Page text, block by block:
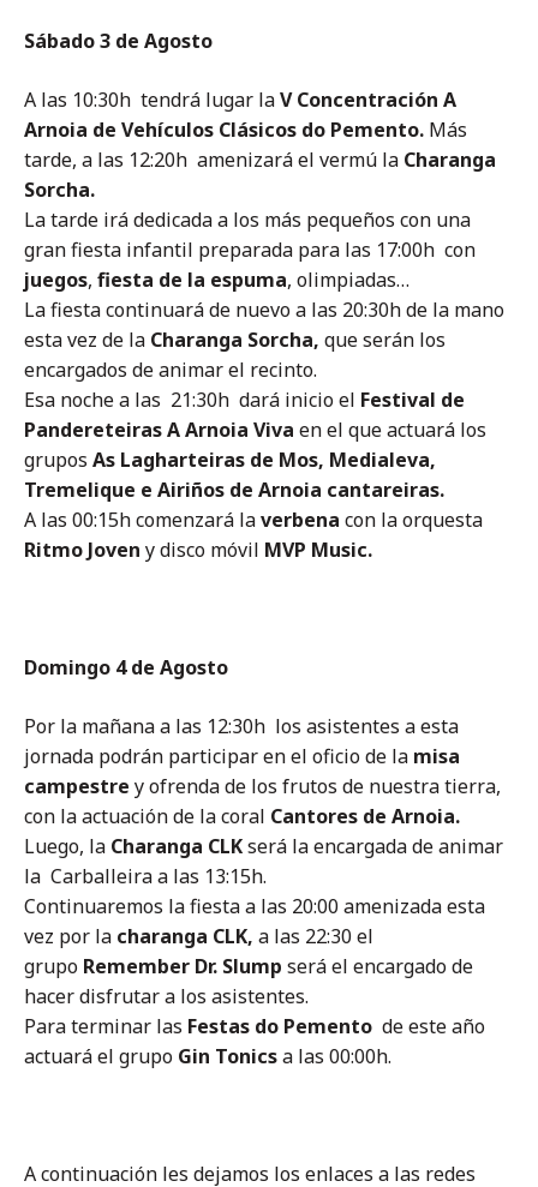
Sábado 3 de Agosto
A las 10:30h tendrá lugar laV Concentración A
Arnoia de Vehículos Clásicos do Pemento. Más
tarde, a las 12:20h amenizará el vermú la Charanga
Sorcha.
La tarde irá dedicada a los más pequeños con una
gran fiesta infantil preparada para las 17:00h con
juegos, fiesta de la espuma, olimpiadas…
La fiesta continuará de nuevo a las 20:30h de la mano
esta vez de la Charanga Sorcha, que serán los
encargados de animar el recinto.
Esa noche a las 21:30h dará inicio el Festival de
Pandereteiras A Arnoia Viva en el que actuará los
grupos As Lagharteiras de Mos, Medialeva,
Tremelique e Airiños de Arnoia cantareiras.
A las 00:15h comenzará laverbena con la orquesta
Ritmo Joven y disco móvil MVP Music.
Domingo 4 de Agosto
Por la mañana a las 12:30h los asistentes a esta
jornada podrán participar en el oficio de la misa
campestre y ofrenda de los frutos de nuestra tierra,
con la actuación de la coral Cantores de Arnoia.
Luego, la Charanga CLKserá la encargada de animar
la Carballeira a las 13:15h.
Continuaremos la fiesta a las 20:00 amenizada esta
vez por la charanga CLK, a las 22:30 el
grupo Remember Dr. Slump será el encargado de
hacer disfrutar a los asistentes.
Para terminar las Festas do Pemento de este año
actuará el grupo Gin Tonicsa las 00:00h.
A continuación les dejamos los enlaces a las redes